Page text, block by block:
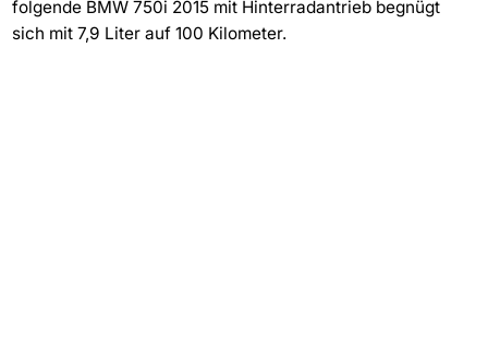
folgende BMW 750i 2015 mit Hinterradantrieb begnügt
sich mit 7,9 Liter auf 100 Kilometer.